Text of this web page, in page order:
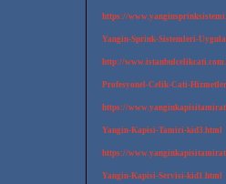
https://
Yangin-Sprink-Sistemleri-
http://
Profesyonel-Celik-Cati-
https://
Yangin-Kapisi-Tamiri-kid3.html
https://
Yangin-Kapisi-Servisi-kid1.html